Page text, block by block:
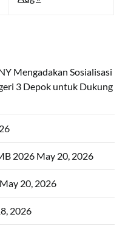
Mengadakan Sosialisasi
3 Depok untuk Dukung
2026 May 20, 2026
May 20, 2026
2026